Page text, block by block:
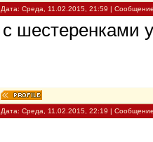
Дата: Среда, 11.02.2015, 21:59 |
с шестеренками
Дата: Среда, 11.02.2015, 22:19 |